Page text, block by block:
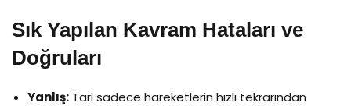
Sık Yapılan Kavram Hataları ve
Doğruları
Yanlış: Tari sadece hareketlerin hızlı tekrarından